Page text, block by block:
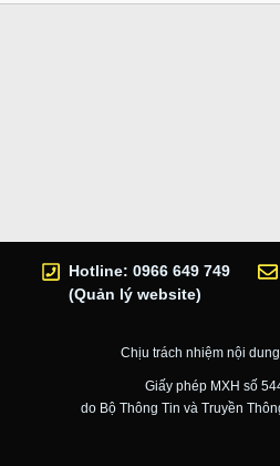
Hotline: 0966 649 749
(Quản lý website)
Chịu trách nhiệm nội
Giấy phép MXH số
do Bộ Thông Tin và Truyền